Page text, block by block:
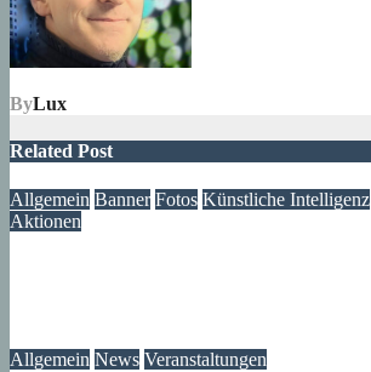
ByLux
Related Post
Allgemein Banner Fotos Künstliche Intelligenz
Aktionen
Allgemein News Veranstaltungen